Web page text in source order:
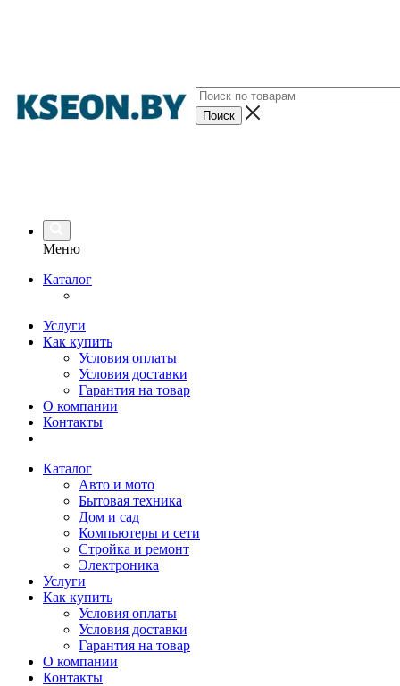
Меню
Каталог
Услуги
Как купить
Условия оплаты
Условия доставки
Гарантия на товар
О компании
Контакты
Каталог
Авто и мото
Бытовая техника
Дом и сад
Компьютеры и сети
Стройка и ремонт
Электроника
Услуги
Как купить
Условия оплаты
Условия доставки
Гарантия на товар
О компании
Контакты